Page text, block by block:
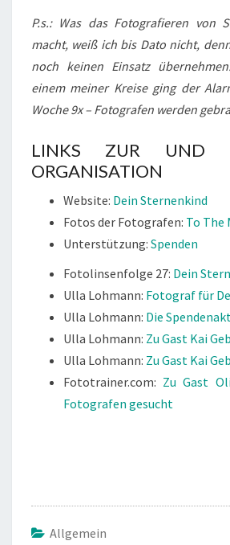
P.s.: Was das Fotografieren von
macht, weiß ich bis Dato nicht,
noch keinen Einsatz
einem meiner Kreise ging der
Woche 9x – Fotografen werden
LINKS ZUR UND
ORGANISATION
Website: Dein Sternenkind
Fotos der Fotografen: To The
Unterstützung: Spenden
Fotolinsenfolge 27: Dein
Ulla Lohmann: Fotograf für
Ulla Lohmann: Die
Ulla Lohmann: Zu Gast Kai
Ulla Lohmann: Zu Gast Kai
Fototrainer.com: Zu Gast
Fotografen gesucht
Allgemein